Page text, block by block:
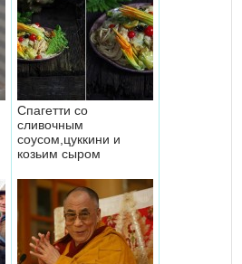
Спагетти со
сливочным
соусом,цуккини и
козьим сыром